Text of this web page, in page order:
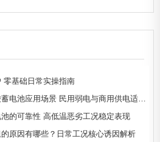
零基础日常实操指南
池应用场景 民用弱电与商用供电适配解析
的可靠性 高低温恶劣工况稳定表现
原因有哪些？日常工况核心诱因解析